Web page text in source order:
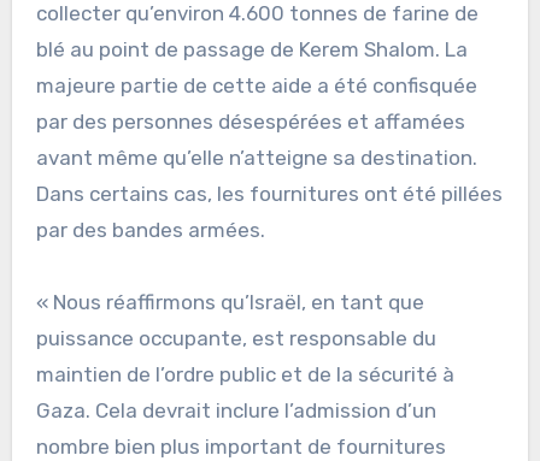
collecter qu’environ 4.600 tonnes de farine de
blé au point de passage de Kerem Shalom. La
majeure partie de cette aide a été confisquée
par des personnes désespérées et affamées
avant même qu’elle n’atteigne sa destination.
Dans certains cas, les fournitures ont été pillées
par des bandes armées.
« Nous réaffirmons qu’Israël, en tant que
puissance occupante, est responsable du
maintien de l’ordre public et de la sécurité à
Gaza. Cela devrait inclure l’admission d’un
nombre bien plus important de fournitures